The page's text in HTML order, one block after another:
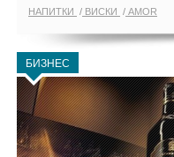
НАПИТКИ ВИСКИ AMOR
БИЗНЕС